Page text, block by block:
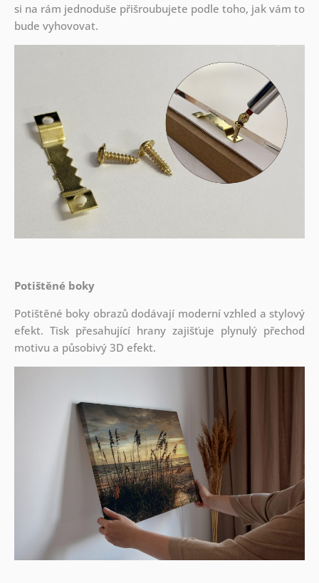
si na rám jednoduše přišroubujete podle toho, jak vám to
bude vyhovovat.
Potištěné boky
Potištěné boky obrazů dodávají moderní vzhled a stylový
efekt. Tisk přesahující hrany zajišťuje plynulý přechod
motivu a působivý 3D efekt.